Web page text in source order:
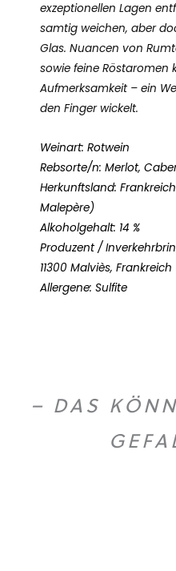
exzeptionellen Lagen
samtig weichen, aber
Glas. Nuancen von
sowie feine Röstaromen
Aufmerksamkeit – ein
den Finger wickelt.
Weinart: Rotwein
Rebsorte/n: Merlot,
Herkunftsland:
Malepère)
Alkoholgehalt: 14 %
Produzent /
11300 Malviès, Frankreich
Allergene: Sulfite
– DAS